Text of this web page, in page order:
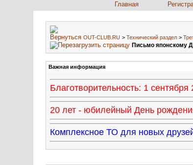
Главная
OUT-CLUB.RU > Технический раздел >
Письмо японскому
Важная информация
Благотворительность: 1
20 лет - юбилейный День
Комплексное ТО для новых